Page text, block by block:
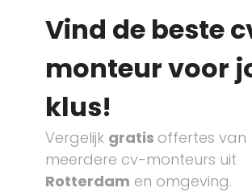
Vind de beste
monteur voor
klus!
Vergelijk gratis offertes van
meerdere cv-monteurs uit
Rotterdam en omgeving.